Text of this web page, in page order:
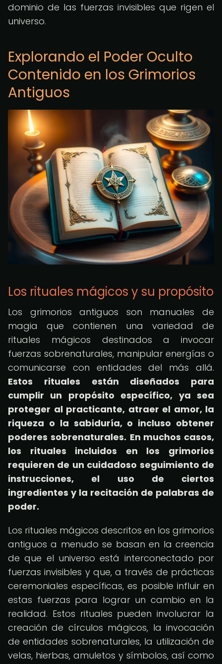
dominio de las fuerzas invisibles que rigen el
universo.
Explorando el Poder Oculto
Contenido en los Grimorios
Antiguos
Los rituales mágicos y su propósito
Los grimorios antiguos son manuales de
magia que contienen una variedad de
rituales mágicos destinados a invocar
fuerzas sobrenaturales, manipular energías o
comunicarse con entidades del más allá.
Estos rituales están diseñados para
cumplir un propósito específico, ya sea
proteger al practicante, atraer el amor, la
riqueza o la sabiduría, o incluso obtener
poderes sobrenaturales. En muchos casos,
los rituales incluidos en los grimorios
requieren de un cuidadoso seguimiento de
instrucciones, el uso de ciertos
ingredientes y la recitación de palabras de
poder.
Los rituales mágicos descritos en los grimorios
antiguos a menudo se basan en la creencia
de que el universo está interconectado por
fuerzas invisibles y que, a través de prácticas
ceremoniales específicas, es posible influir en
estas fuerzas para lograr un cambio en la
realidad. Estos rituales pueden involucrar la
creación de círculos mágicos, la invocación
de entidades sobrenaturales, la utilización de
velas, hierbas, amuletos y símbolos, así como